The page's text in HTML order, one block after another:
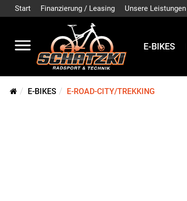
Start Finanzierung / Leasing Unsere Leistungen
E-BIKES
E-BIKES E-ROAD-CITY/TREKKING